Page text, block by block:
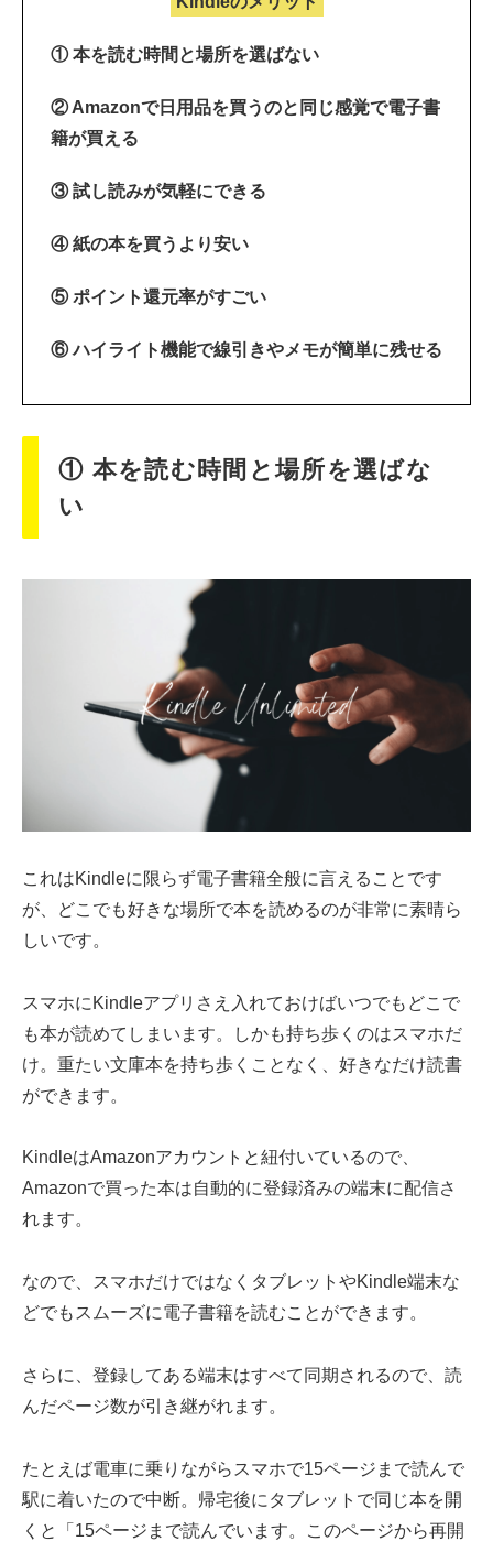
① 本を読む時間と場所を選ばない
② Amazonで日用品を買うのと同じ感覚で電子書
籍が買える
③ 試し読みが気軽にできる
④ 紙の本を買うより安い
⑤ ポイント還元率がすごい
⑥ ハイライト機能で線引きやメモが簡単に残せる
① 本を読む時間と場所を選ばな
い
これはKindleに限らず電子書籍全般に言えることです
が、どこでも好きな場所で本を読めるのが非常に素晴ら
しいです。
スマホにKindleアプリさえ入れておけばいつでもどこで
も本が読めてしまいます。しかも持ち歩くのはスマホだ
け。重たい文庫本を持ち歩くことなく、好きなだけ読書
ができます。
KindleはAmazonアカウントと紐付いているので、
Amazonで買った本は自動的に登録済みの端末に配信さ
れます。
なので、スマホだけではなくタブレットやKindle端末な
どでもスムーズに電子書籍を読むことができます。
さらに、登録してある端末はすべて同期されるので、読
んだページ数が引き継がれます。
たとえば電車に乗りながらスマホで15ページまで読んで
駅に着いたので中断。帰宅後にタブレットで同じ本を開
くと「15ページまで読んでいます。このページから再開